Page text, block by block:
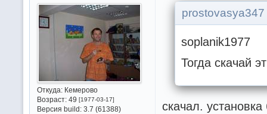
Откуда:Кемерово
Возраст:49 [1977-03-17]
Версия build:3.7 (61388)
soplanik1977
Тогда скачай
скачал.